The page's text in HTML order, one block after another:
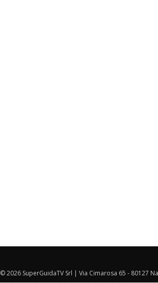
© 2026 SuperGuidaTV Srl | Via Cimarosa 65 - 80127